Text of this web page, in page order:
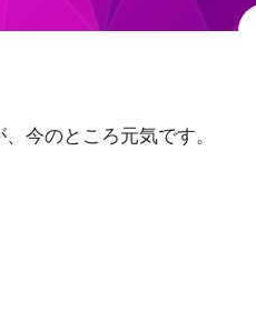
今のところ元気です。